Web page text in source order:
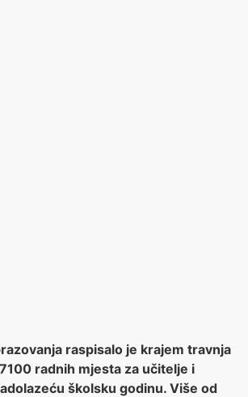
raspisalo je krajem travnja
radnih mjesta za učitelje i
školsku godinu. Više od